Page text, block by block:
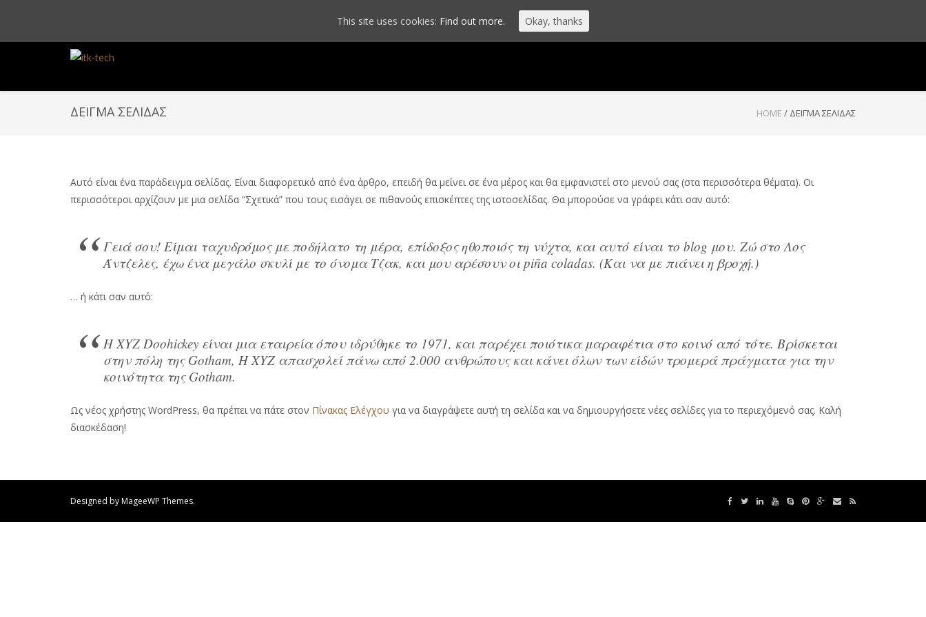
ΔΕΊΓΜΑ ΣΕΛΊΔΑΣ HOME / ΔΕΊΓΜΑ ΣΕΛΊΔΑΣ
Αυτό είναι ένα παράδειγμα σελίδας. Είναι διαφορετικό από ένα άρθρο, επειδή θα μείνει σε ένα μέρος και θα εμφανιστεί στο μενού σας (στα περισσότερα θέματα). Οι
περισσότεροι αρχίζουν με μια σελίδα “Σχετικά” που τους εισάγει σε πιθανούς επισκέπτες της ιστοσελίδας. Θα μπορούσε να γράφει κάτι σαν αυτό:
Γειά σου! Είμαι ταχυδρόμος με ποδήλατο τη μέρα, επίδοξος ηθοποιός τη νύχτα, και αυτό είναι το blog μου. Ζώ στο Λος
Άντζελες, έχω ένα μεγάλο σκυλί με το όνομα Τζακ, και μου αρέσουν οι piña coladas. (Και να με πιάνει η βροχή.)
… ή κάτι σαν αυτό:
Η XYZ Doohickey είναι μια εταιρεία όπου ιδρύθηκε το 1971, και παρέχει ποιότικα μαραφέτια στο κοινό από τότε. Βρίσκεται
στην πόλη της Gotham, Η XYZ απασχολεί πάνω από 2.000 ανθρώπους και κάνει όλων των είδών τρομερά πράγματα για την
κοινότητα της Gotham.
Ως νέος χρήστης WordPress, θα πρέπει να πάτε στον Πίνακας Ελέγχου για να διαγράψετε αυτή τη σελίδα και να δημιουργήσετε νέες σελίδες για το περιεχόμενό σας. Καλή
διασκέδαση!
Designed by MageeWP Themes.
This site uses cookies: Find out more. Okay, thanks